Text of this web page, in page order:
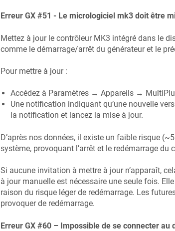
Erreur GX #51 - Le micrologiciel mk3 doit être
Mettez à jour le contrôleur MK3 intégré dans le
comme le démarrage/arrêt du générateur et le
Pour mettre à jour :
Accédez à Paramètres → Appareils →
Une notification indiquant qu’une nouvelle
la notification et lancez la mise à jour.
D’après nos données, il existe un faible risque
système, provoquant l’arrêt et le redémarrage du
Si aucune invitation à mettre à jour n’apparaît,
à jour manuelle est nécessaire une seule fois.
raison du risque léger de redémarrage. Les
provoquer de redémarrage.
Erreur GX #60 – Impossible de se connecter au